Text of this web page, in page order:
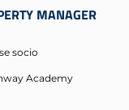
MANAGER
socio
Academy